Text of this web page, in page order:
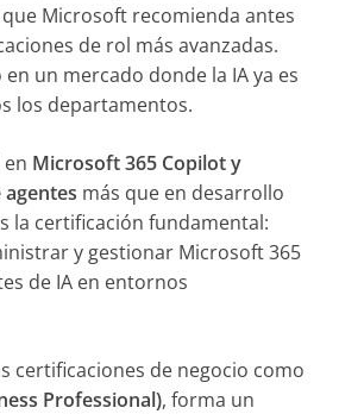
que Microsoft recomienda antes
de rol más avanzadas.
un mercado donde la IA ya es
los departamentos.
Microsoft 365 Copilot y
más que en desarrollo
la certificación fundamental:
y gestionar Microsoft 365
de IA en entornos
certificaciones de negocio como
Professional), forma un